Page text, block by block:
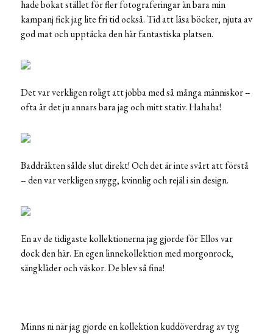
hade bokat stället för fler fotograferingar än bara min
kampanj fick jag lite fri tid också. Tid att läsa böcker, njuta av
god mat och upptäcka den här fantastiska platsen.
Det var verkligen roligt att jobba med så många människor –
ofta är det ju annars bara jag och mitt stativ. Hahaha!
Baddräkten sålde slut direkt! Och det är inte svårt att förstå
– den var verkligen snygg, kvinnlig och rejäl i sin design.
En av de tidigaste kollektionerna jag gjorde för Ellos var
dock den här. En egen linnekollektion med morgonrock,
sängkläder och väskor. De blev så fina!
Minns ni när jag gjorde en kollektion kuddöverdrag av tyg